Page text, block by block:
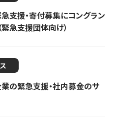
支援・寄付募集にコングラン
急支援団体向け）
の緊急支援・社内募金のサ